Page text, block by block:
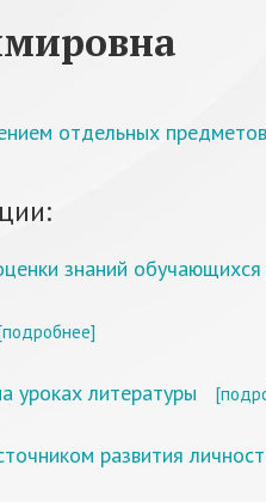
отдельных
знаний
уроках литературы
развития